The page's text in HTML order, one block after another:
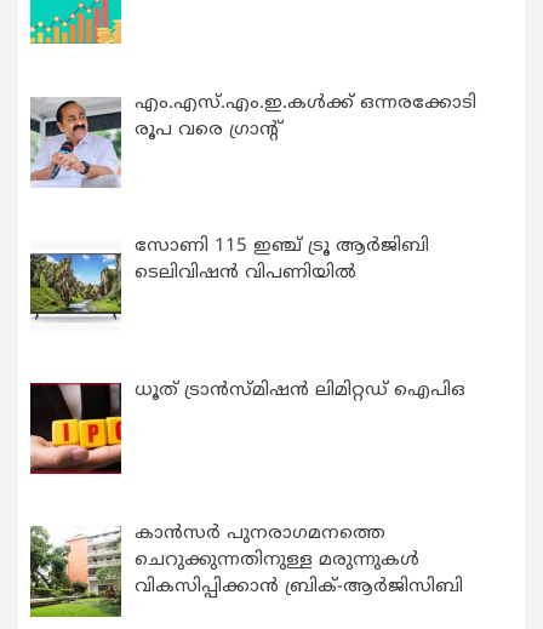
എം.എസ്.എം.ഇ.കൾക്ക് ഒന്നരക്കോടി
രൂപ വരെ ഗ്രാന്റ്
സോണി 115 ഇഞ്ച് ട്രൂ ആർജിബി
ടെലിവിഷൻ വിപണിയിൽ
ധൂത് ട്രാൻസ്മിഷൻ ലിമിറ്റഡ് ഐപിഒ
കാന്‍സര്‍ പുനരാഗമനത്തെ
ചെറുക്കുന്നതിനുള്ള മരുന്നുകള്‍
വികസിപ്പിക്കാന്‍ ബ്രിക്-ആര്‍ജിസിബി